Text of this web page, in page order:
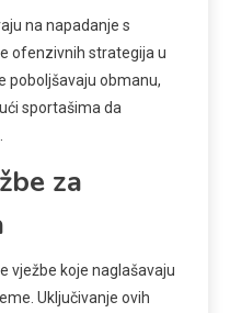
na napadanje s
ofenzivnih strategija u
poboljšavaju obmanu,
sportašima da
za
vježbe koje naglašavaju
Uključivanje ovih